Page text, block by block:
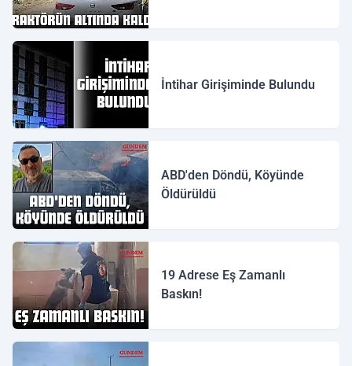
İntihar Girişiminde Bulundu
ABD'den Döndü, Köyünde
Öldürüldü
19 Adrese Eş Zamanlı
Baskın!